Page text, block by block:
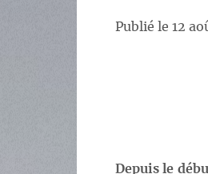
Publié le 12
Depuis le